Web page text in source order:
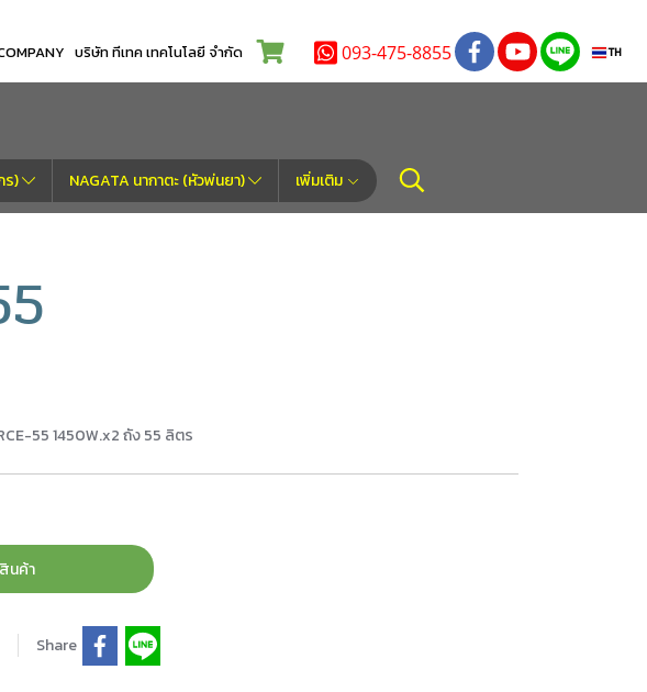
บริษัท ทีเทค เทคโนโลยี จำกัด 093-475-8855 TH
ร) NAGATA นากาตะ (หัวพ่นยา) เพิ่มเติม
55 1450W.x2 ถัง 55 ลิตร
นค้า
Share